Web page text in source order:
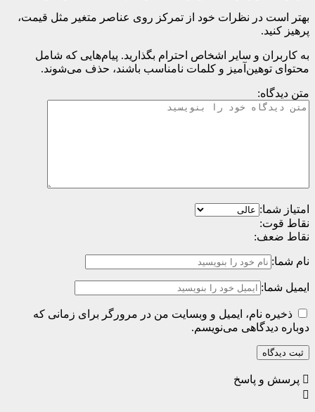
بهتر است در نظرات خود از تمرکز روی عناصر متغیر مثل قیمت،
پرهیز کنید.
به کاربران و سایر اشخاص احترام بگذارید. پیام‌هایی که شامل
محتوای توهین‌آمیز و کلمات نامناسب باشند، حذف می‌شوند.
متن دیدگاه:
امتیاز شما:
نقاط قوت:
نقاط ضعف:
نام شما:
ایمیل شما:
ذخیره نام، ایمیل و وبسایت من در مرورگر برای زمانی که
دوباره دیدگاهی می‌نویسم.
پرسش و پاسخ